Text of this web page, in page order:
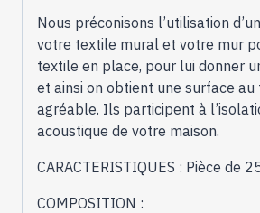
Nous préconisons l’utilisation
votre textile mural et votre mur
textile en place, pour lui donner
et ainsi on obtient une surface au
agréable. Ils participent à
acoustique de votre maison.
CARACTERISTIQUES : Pièce de
COMPOSITION :